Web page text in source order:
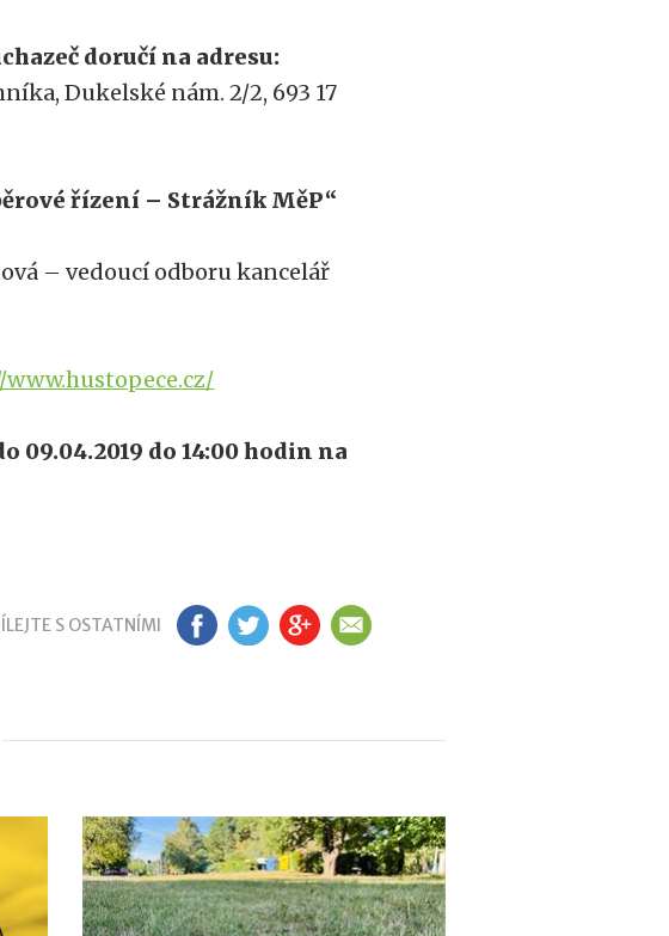
doručí na adresu:
Dukelské nám. 2/2, 693 17
řízení – Strážník MěP“
– vedoucí odboru kancelář
do 14:00 hodin na
S OSTATNÍMI FB TW GP EM